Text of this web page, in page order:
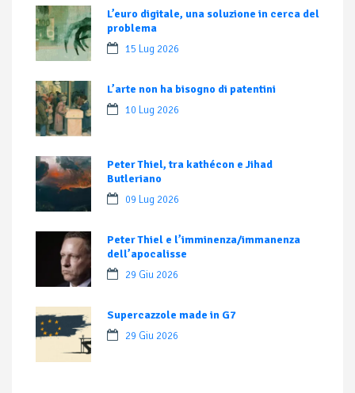
L’euro digitale, una soluzione in cerca del
problema
15 Lug 2026
L’arte non ha bisogno di patentini
10 Lug 2026
Peter Thiel, tra kathécon e Jihad
Butleriano
09 Lug 2026
Peter Thiel e l’imminenza/immanenza
dell’apocalisse
29 Giu 2026
Supercazzole made in G7
29 Giu 2026